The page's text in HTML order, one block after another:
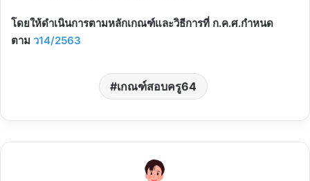
โดยให้ดำเนินการตามหลักเกณฑ์และวิธีการที่ ก.ค.ศ.กำหนด
ตาม ว14/2563
เกณฑ์สอบครู64